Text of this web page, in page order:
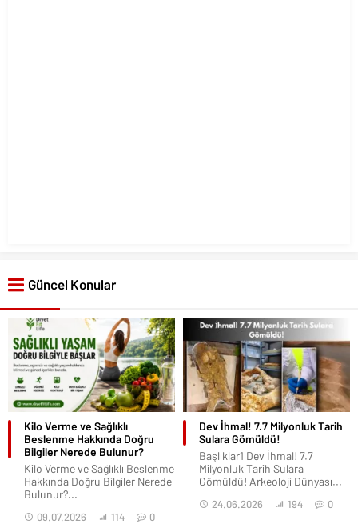
Güncel Konular
Kilo Verme ve Sağlıklı
Beslenme Hakkında Doğru
Bilgiler Nerede Bulunur?
Kilo Verme ve Sağlıklı Beslenme
Hakkında Doğru Bilgiler Nerede
Bulunur?...
09.07.2026 114 0
Dev İhmal! 7.7 Milyonluk Tarih
Sulara Gömüldü!
Başlıklar1 Dev İhmal! 7.7
Milyonluk Tarih Sulara
Gömüldü! Arkeoloji Dünyası...
24.06.2026 194 0